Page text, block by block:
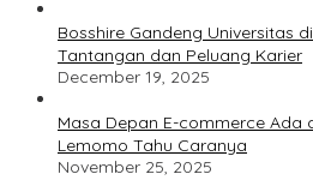
Bosshire Gandeng Universitas
Tantangan dan Peluang Karier
December 19, 2025
Masa Depan E-commerce Ada
Lemomo Tahu Caranya
November 25, 2025